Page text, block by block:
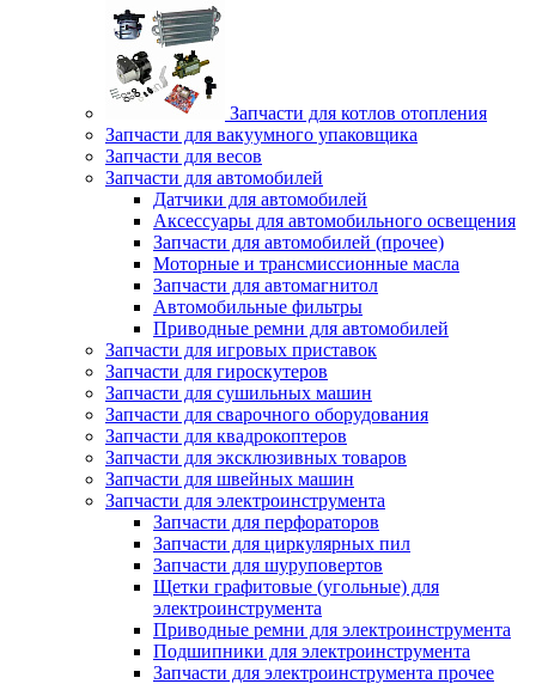
Запчасти для котлов отопления
Запчасти для вакуумного упаковщика
Запчасти для весов
Запчасти для автомобилей
Датчики для автомобилей
Аксессуары для автомобильного освещения
Запчасти для автомобилей (прочее)
Моторные и трансмиссионные масла
Запчасти для автомагнитол
Автомобильные фильтры
Приводные ремни для автомобилей
Запчасти для игровых приставок
Запчасти для гироскутеров
Запчасти для сушильных машин
Запчасти для сварочного оборудования
Запчасти для квадрокоптеров
Запчасти для эксклюзивных товаров
Запчасти для швейных машин
Запчасти для электроинструмента
Запчасти для перфораторов
Запчасти для циркулярных пил
Запчасти для шуруповертов
Щетки графитовые (угольные) для
электроинструмента
Приводные ремни для электроинструмента
Подшипники для электроинструмента
Запчасти для электроинструмента прочее